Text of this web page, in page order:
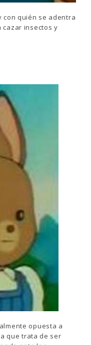
con quién se adentra
cazar insectos y
opuesta a
que trata de ser